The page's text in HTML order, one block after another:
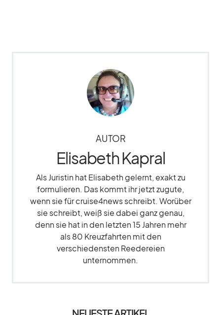
AUTOR
Elisabeth Kapral
Als Juristin hat Elisabeth gelernt, exakt zu
formulieren. Das kommt ihr jetzt zugute,
wenn sie für cruise4news schreibt. Worüber
sie schreibt, weiß sie dabei ganz genau,
denn sie hat in den letzten 15 Jahren mehr
als 80 Kreuzfahrten mit den
verschiedensten Reedereien
unternommen.